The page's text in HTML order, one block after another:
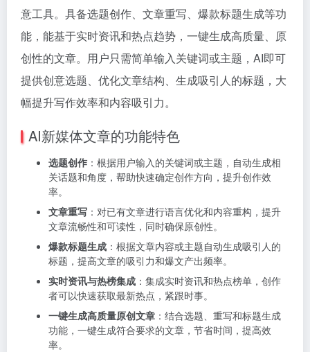
意工具。具备选题创作、文章重写、爆款标题生成等功
能，能基于实时资讯和热点趋势，一键生成高质量、原
创性的文章。用户只需简单输入关键词或主题，AI即可
提供创意选题、优化文章结构、生成吸引人的标题，大
幅提升写作效率和内容吸引力。
AI新媒体文章的功能特色
选题创作 ：根据用户输入的关键词或主题，自动生成相
关话题和角度，帮助快速确定创作方向，提升创作效
率。
文章重写 ：对已有文章进行语言优化和内容重构，提升
文章流畅性和可读性，同时确保原创性。
爆款标题生成 ：根据文章内容或主题自动生成吸引人的
标题，提高文章的吸引力和爆文产出频率。
实时资讯与热榜集成 ：集成实时资讯和热点榜单，创作
者可以快速获取最新热点，紧跟时事。
一键生成高质量原创文章 ：结合选题、重写和标题生成
功能，一键生成符合要求的文章，节省时间，提高效
率。